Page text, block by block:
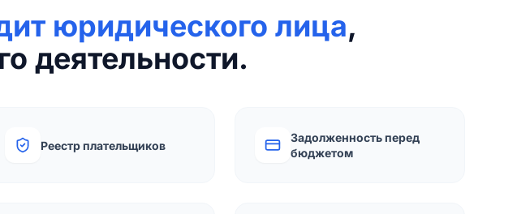
юридического лица,
деятельности.
Реестр плательщиков
Задолженность перед
бюджетом